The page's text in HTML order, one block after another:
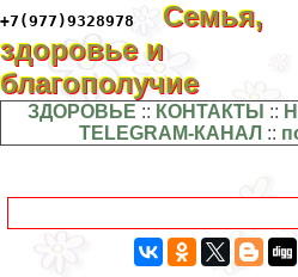
+7(977)9328978
Семья,
здоровье и
благополучие
ЗДОРОВЬЕ :: КОНТАКТЫ ::
TELEGRAM-КАНАЛ ::